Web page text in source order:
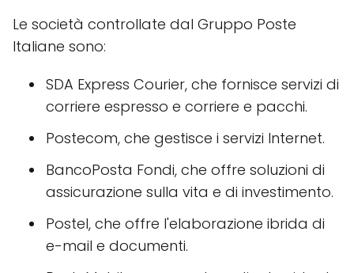
Le società controllate dal Gruppo Poste
Italiane sono:
SDA Express Courier, che fornisce servizi di
corriere espresso e corriere e pacchi.
Postecom, che gestisce i servizi Internet.
BancoPosta Fondi, che offre soluzioni di
assicurazione sulla vita e di investimento.
Postel, che offre l'elaborazione ibrida di
e-mail e documenti.